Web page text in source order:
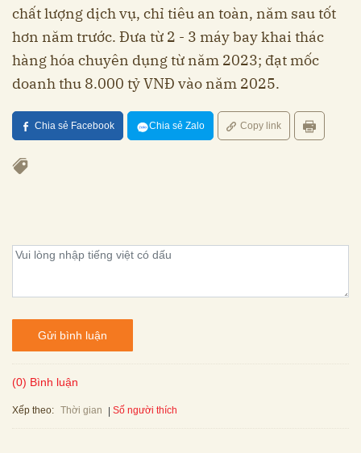
chất lượng dịch vụ, chỉ tiêu an toàn, năm sau tốt
hơn năm trước. Đưa từ 2 - 3 máy bay khai thác
hàng hóa chuyên dụng từ năm 2023; đạt mốc
doanh thu 8.000 tỷ VNĐ vào năm 2025.
Chia sẻ Facebook Chia sẻ Zalo Copy link
Gửi bình luận
(0) Bình luận
Xếp theo: Thời gian Số người thích